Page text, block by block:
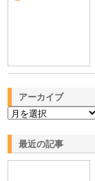
アーカイブ
最近の記事